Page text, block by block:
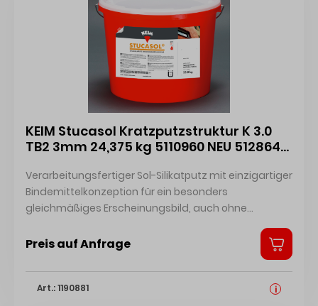
KEIM Stucasol Kratzputzstruktur K 3.0
TB2 3mm 24,375 kg 5110960 NEU 5128648
Verarbeitungsfertiger Sol-Silikatputz mit einzigartiger
Bindemittelkonzeption für ein besonders
gleichmäßiges Erscheinungsbild, auch ohne
Preis auf Anfrage
Art.: 1190881 i